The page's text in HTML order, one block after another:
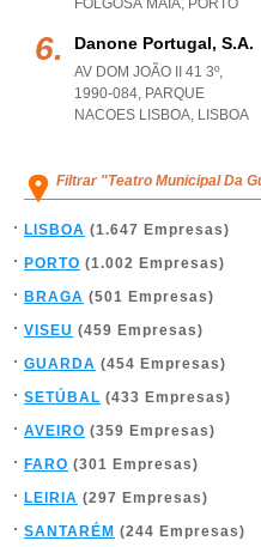
FOLGOSA MAIA, PORTO
Danone Portugal, S.a.
AV DOM JOÃO II 41 3º,
1990-084, PARQUE
NACOES LISBOA, LISBOA
Filtrar "Teatro Municipal Da
LISBOA (1.647 Empresas)
PORTO (1.002 Empresas)
BRAGA (501 Empresas)
VISEU (459 Empresas)
GUARDA (454 Empresas)
SETÚBAL (433 Empresas)
AVEIRO (359 Empresas)
FARO (301 Empresas)
LEIRIA (297 Empresas)
SANTARÉM (244 Empresas)